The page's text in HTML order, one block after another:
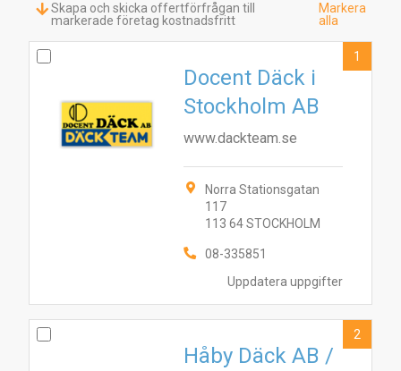
Skapa och skicka offertförfrågan till
markerade företag kostnadsfritt
Markera
alla
Uppdatera uppgifter
Docent Däck i
Stockholm AB
www.dackteam.se
Norra Stationsgatan
117
113 64 STOCKHOLM
08-335851
1
Håby Däck AB /
2